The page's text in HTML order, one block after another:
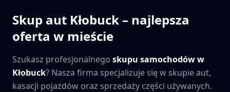
Skup aut Kłobuck – najlepsza
oferta w mieście
Szukasz profesjonalnego skupu samochodów w
Kłobuck? Nasza firma specjalizuje się w skupie aut,
kasacji pojazdów oraz sprzedaży części używanych.